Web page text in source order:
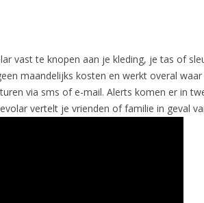
vast te knopen aan je kleding, je tas of
maandelijks kosten en werkt overal
via sms of e-mail. Alerts komen er in
vertelt je vrienden of familie in geval